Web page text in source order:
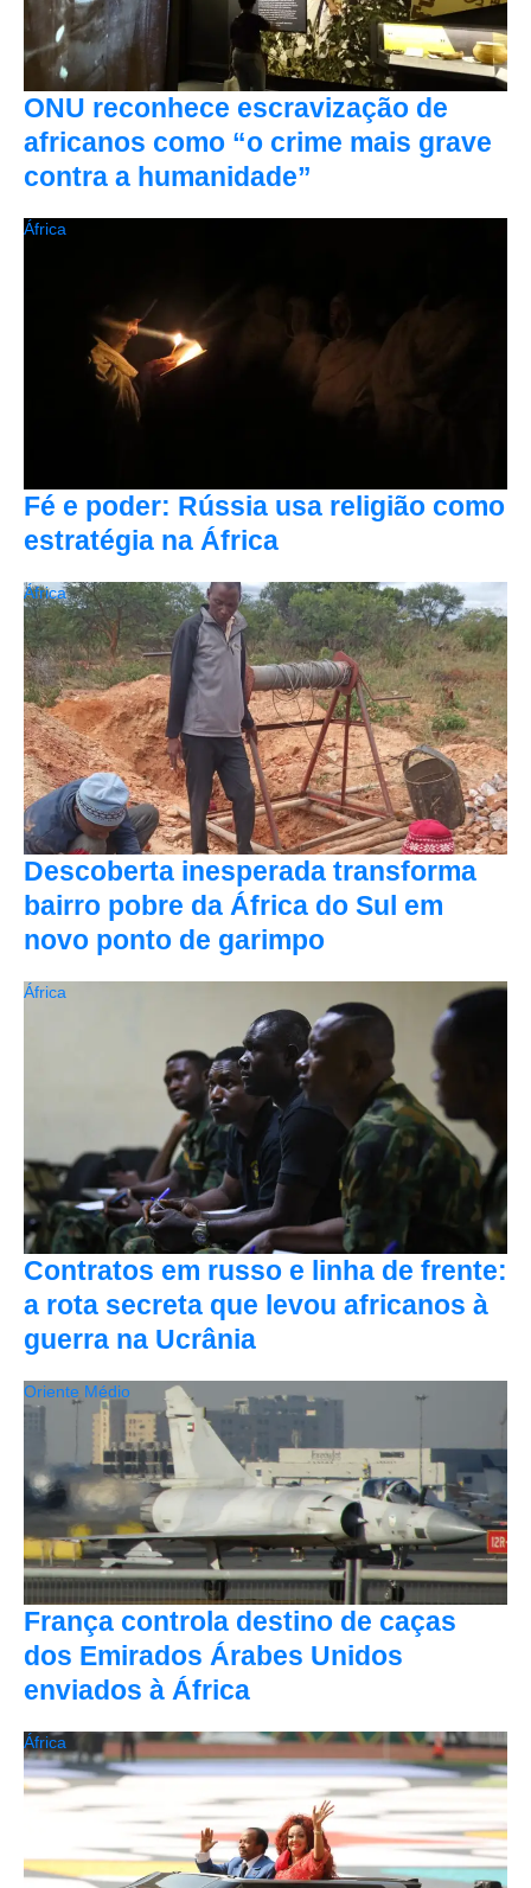
ONU reconhece escravização de
africanos como “o crime mais grave
contra a humanidade”
Fé e poder: Rússia usa religião como
estratégia na África
África
Descoberta inesperada transforma
bairro pobre da África do Sul em
novo ponto de garimpo
África
Contratos em russo e linha de frente:
a rota secreta que levou africanos à
guerra na Ucrânia
África
França controla destino de caças
dos Emirados Árabes Unidos
enviados à África
Oriente Médio
África